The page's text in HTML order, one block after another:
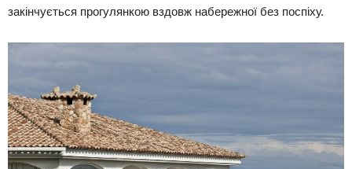
закінчується прогулянкою вздовж набережної без поспіху.